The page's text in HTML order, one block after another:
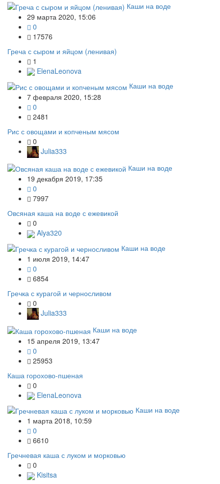
Каши на воде
29 марта 2020, 15:06
0
17576
Греча с сыром и яйцом (ленивая)
1
ElenaLeonova
Каши на воде
7 февраля 2020, 15:28
0
2481
Рис с овощами и копченым мясом
0
Julia333
Каши на воде
19 декабря 2019, 17:35
0
7997
Овсяная каша на воде с ежевикой
0
Alya320
Каши на воде
1 июля 2019, 14:47
0
6854
Гречка с курагой и черносливом
0
Julia333
Каши на воде
15 апреля 2019, 13:47
0
25953
Каша горохово-пшеная
0
ElenaLeonova
Каши на воде
1 марта 2018, 10:59
0
6610
Гречневая каша с луком и морковью
0
Kisitsa